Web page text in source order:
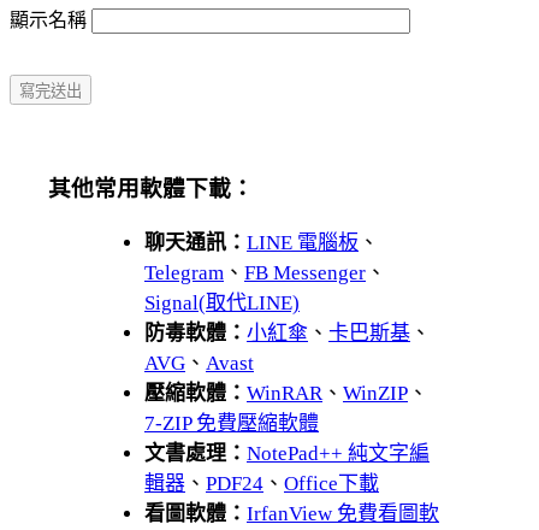
顯示名稱
其他常用軟體下載：
聊天通訊： LINE 電腦板 、
Telegram 、 FB Messenger 、
Signal(取代LINE)
防毒軟體： 小紅傘 、 卡巴斯基 、
AVG 、 Avast
壓縮軟體： WinRAR 、 WinZIP 、
7-ZIP 免費壓縮軟體
文書處理： NotePad++ 純文字編
輯器 、 PDF24 、 Office下載
看圖軟體： IrfanView 免費看圖軟